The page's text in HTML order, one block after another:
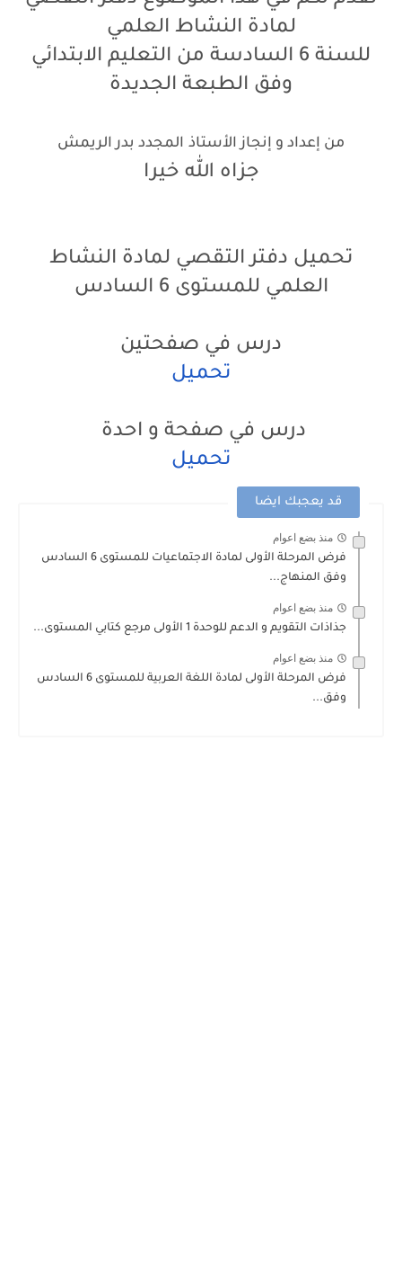
لمادة النشاط العلمي
للسنة 6 السادسة من التعليم الابتدائي
وفق الطبعة الجديدة
من إعداد و إنجاز الأستاذ المجدد بدر الريمش
جزاه الله خيرا
تحميل دفتر التقصي لمادة النشاط
العلمي للمستوى 6 السادس
درس في صفحتين
تحميل
درس في صفحة و احدة
تحميل
قد يعجبك ايضا
منذ بضع اعوام
فرض المرحلة الأولى لمادة الاجتماعيات للمستوى 6 السادس
وفق المنهاج...
منذ بضع اعوام
جذاذات التقويم و الدعم للوحدة 1 الأولى مرجع كتابي المستوى...
منذ بضع اعوام
فرض المرحلة الأولى لمادة اللغة العربية للمستوى 6 السادس
وفق...